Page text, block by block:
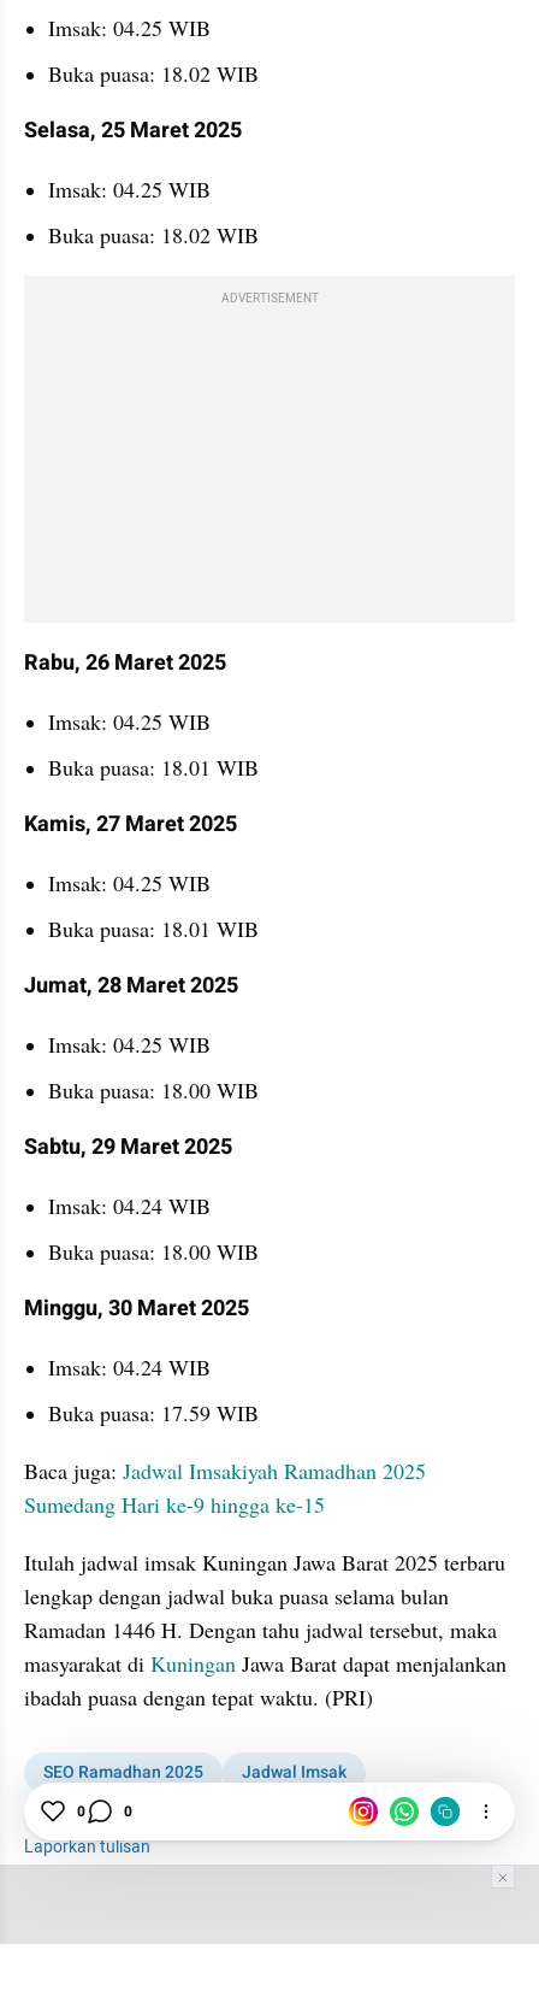
Imsak: 04.25 WIB
Buka puasa: 18.02 WIB
Selasa, 25 Maret 2025
Imsak: 04.25 WIB
Buka puasa: 18.02 WIB
ADVERTISEMENT
Rabu, 26 Maret 2025
Imsak: 04.25 WIB
Buka puasa: 18.01 WIB
Kamis, 27 Maret 2025
Imsak: 04.25 WIB
Buka puasa: 18.01 WIB
Jumat, 28 Maret 2025
Imsak: 04.25 WIB
Buka puasa: 18.00 WIB
Sabtu, 29 Maret 2025
Imsak: 04.24 WIB
Buka puasa: 18.00 WIB
Minggu, 30 Maret 2025
Imsak: 04.24 WIB
Buka puasa: 17.59 WIB
Baca juga: Jadwal Imsakiyah Ramadhan 2025
Sumedang Hari ke-9 hingga ke-15
Itulah jadwal imsak Kuningan Jawa Barat 2025 terbaru
lengkap dengan jadwal buka puasa selama bulan
Ramadan 1446 H. Dengan tahu jadwal tersebut, maka
masyarakat di Kuningan Jawa Barat dapat menjalankan
ibadah puasa dengan tepat waktu. (PRI)
SEO Ramadhan 2025
Jadwal Imsak
Jadwal Buka Puasa
Laporkan tulisan
0 0